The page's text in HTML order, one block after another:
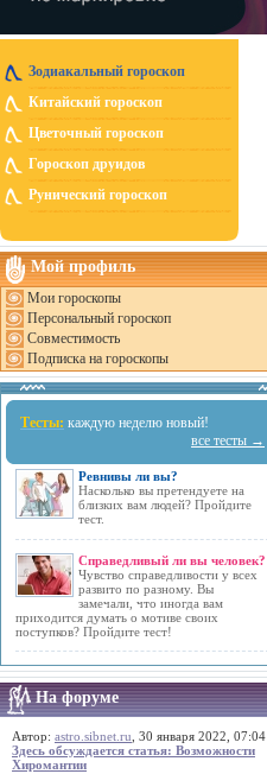
Зодиакальный гороскоп
Китайский гороскоп
Цветочный гороскоп
Гороскоп друидов
Рунический гороскоп
Мой профиль
Мои гороскопы
Персональный гороскоп
Совместимость
Подписка на гороскопы
Тесты: каждую неделю новый!
все тесты →
Ревнивы ли вы?
Насколько вы претендуете на
близких вам людей? Пройдите
тест.
Справедливый ли вы человек?
Чувство справедливости у всех
развито по разному. Вы
замечали, что иногда вам
приходится думать о мотиве своих
поступков? Пройдите тест!
На форуме
Автор: astro.sibnet.ru , 30 января 2022, 07:04
Здесь обсуждается статья: Возможности
Хиромантии